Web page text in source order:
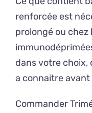
renforcée est
prolongé ou chez
dans votre choix,
a connaitre
Commander